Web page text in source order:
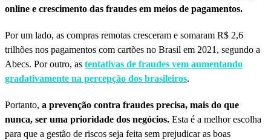
online e crescimento das fraudes em meios de pagamentos.
Por um lado, as compras remotas cresceram e somaram R$ 2,6
trilhões nos pagamentos com cartões no Brasil em 2021, segundo a
Abecs. Por outro, as tentativas de fraudes vem aumentando
gradativamente na percepção dos brasileiros.
Portanto, a prevenção contra fraudes precisa, mais do que
nunca, ser uma prioridade dos negócios. Esta é a melhor escolha
para que a gestão de riscos seja feita sem prejudicar as boas